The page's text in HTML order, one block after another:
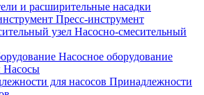
и расширительные насадки
Пресс-инструмент
Насосно-смесительный
Насосное оборудование
Насосы
Принадлежности